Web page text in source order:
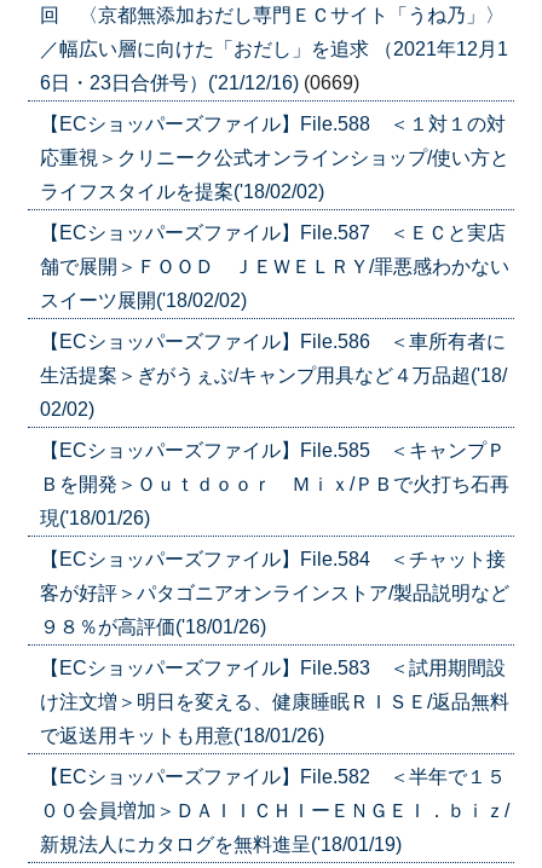
回 〈京都無添加おだし専門ＥＣサイト「うね乃」〉
／幅広い層に向けた「おだし」を追求 （2021年12月1
6日・23日合併号）('21/12/16) (0669)
【ECショッパーズファイル】File.588 ＜１対１の対
応重視＞クリニーク公式オンラインショップ/使い方と
ライフスタイルを提案('18/02/02)
【ECショッパーズファイル】File.587 ＜ＥＣと実店
舗で展開＞ＦＯＯＤ ＪＥＷＥＬＲＹ/罪悪感わかない
スイーツ展開('18/02/02)
【ECショッパーズファイル】File.586 ＜車所有者に
生活提案＞ぎがうぇぶ/キャンプ用具など４万品超('18/
02/02)
【ECショッパーズファイル】File.585 ＜キャンプＰ
Ｂを開発＞Ｏｕｔｄｏｏｒ Ｍｉｘ/ＰＢで火打ち石再
現('18/01/26)
【ECショッパーズファイル】File.584 ＜チャット接
客が好評＞パタゴニアオンラインストア/製品説明など
９８％が高評価('18/01/26)
【ECショッパーズファイル】File.583 ＜試用期間設
け注文増＞明日を変える、健康睡眠ＲＩＳＥ/返品無料
で返送用キットも用意('18/01/26)
【ECショッパーズファイル】File.582 ＜半年で１５
００会員増加＞ＤＡＩＩＣＨＩーＥＮＧＥＩ．ｂｉｚ/
新規法人にカタログを無料進呈('18/01/19)